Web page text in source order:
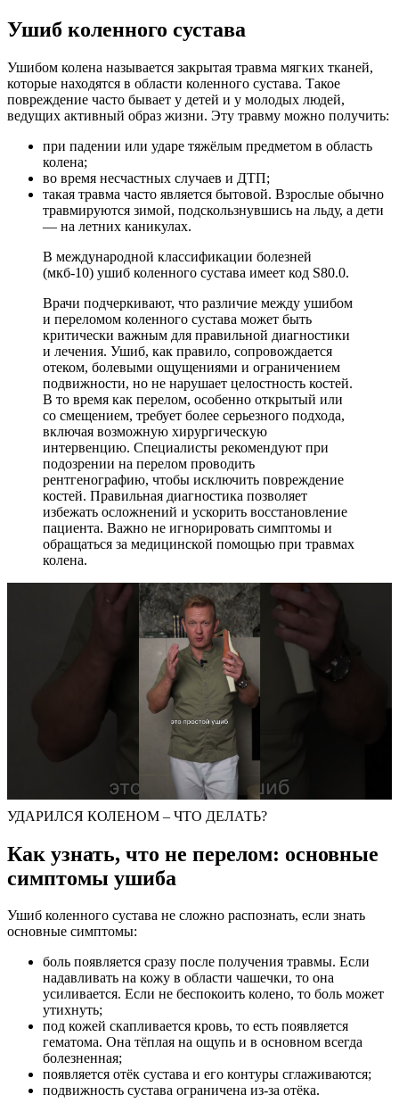
Ушиб коленного сустава
Ушибом колена называется закрытая травма мягких тканей,
которые находятся в области коленного сустава. Такое
повреждение часто бывает у детей и у молодых людей,
ведущих активный образ жизни. Эту травму можно получить:
при падении или ударе тяжёлым предметом в область
колена;
во время несчастных случаев и ДТП;
такая травма часто является бытовой. Взрослые обычно
травмируются зимой, подскользнувшись на льду, а дети
— на летних каникулах.
В международной классификации болезней
(мкб-10) ушиб коленного сустава имеет код S80.0.
Врачи подчеркивают, что различие между ушибом
и переломом коленного сустава может быть
критически важным для правильной диагностики
и лечения. Ушиб, как правило, сопровождается
отеком, болевыми ощущениями и ограничением
подвижности, но не нарушает целостность костей.
В то время как перелом, особенно открытый или
со смещением, требует более серьезного подхода,
включая возможную хирургическую
интервенцию. Специалисты рекомендуют при
подозрении на перелом проводить
рентгенографию, чтобы исключить повреждение
костей. Правильная диагностика позволяет
избежать осложнений и ускорить восстановление
пациента. Важно не игнорировать симптомы и
обращаться за медицинской помощью при травмах
колена.
УДАРИЛСЯ КОЛЕНОМ – ЧТО ДЕЛАТЬ?
Как узнать, что не перелом: основные
симптомы ушиба
Ушиб коленного сустава не сложно распознать, если знать
основные симптомы:
боль появляется сразу после получения травмы. Если
надавливать на кожу в области чашечки, то она
усиливается. Если не беспокоить колено, то боль может
утихнуть;
под кожей скапливается кровь, то есть появляется
гематома. Она тёплая на ощупь и в основном всегда
болезненная;
появляется отёк сустава и его контуры сглаживаются;
подвижность сустава ограничена из-за отёка.